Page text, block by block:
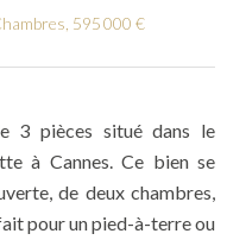
595 000 €
3 pièces situé dans le
à Cannes. Ce bien se
de deux chambres,
pour un pied-à-terre ou